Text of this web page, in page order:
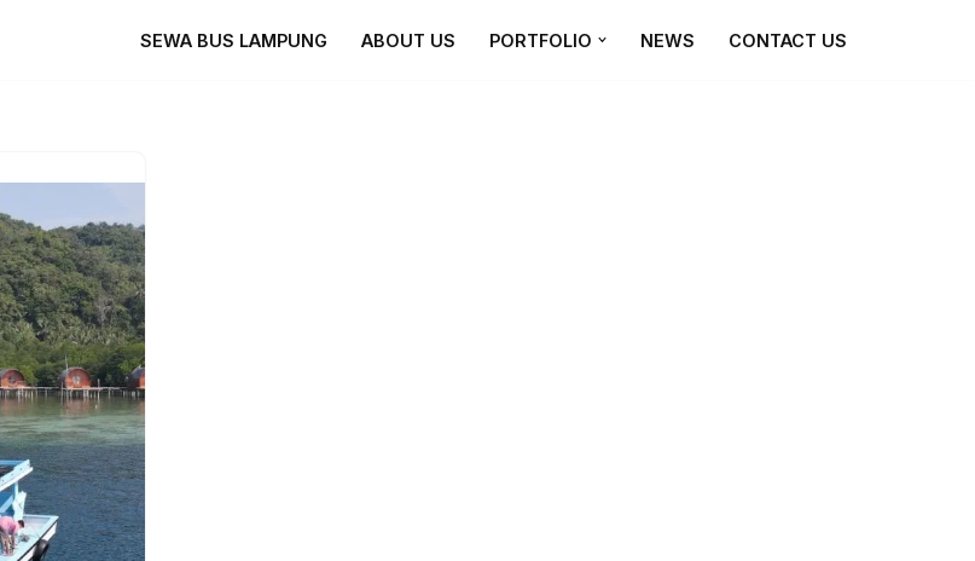
SEWA BUS LAMPUNG ABOUT US PORTFOLIO NEWS CONTACT US